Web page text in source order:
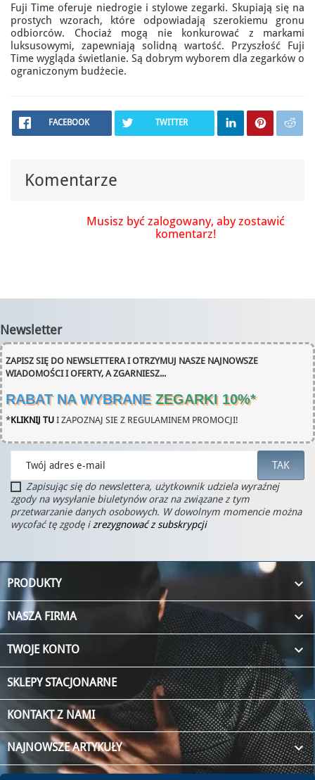
Fuji Time oferuje niedrogie i stylowe zegarki. Skupiają się na
prostych wzorach, które odpowiadają szerokiemu gronu
odbiorców. Chociaż mogą nie konkurować z markami
luksusowymi, zapewniają solidną wartość. Przyszłość Fuji
Time wygląda świetlanie. Są dobrym wyborem dla zegarków o
ograniczonym budżecie.
FACEBOOK TWITTER
Komentarze
Musisz być zalogowany, aby zostawić
komentarz!
Newsletter
ZAPISZ SIĘ DO NEWSLETTERA I OTRZYMUJ NASZE NAJNOWSZE
WIADOMOŚCI I OFERTY, A ZGARNIESZ...
RABAT NA WYBRANE ZEGARKI 10%*
*KLIKNIJ TU I ZAPOZNAJ SIE Z REGULAMINEM PROMOCJI!
Zapisując się do newslettera, użytkownik udziela wyraźnej
zgody na wysyłanie biuletynów oraz na związane z tym
przetwarzanie danych osobowych. W dowolnym momencie można
wycofać tę zgodę i zrezygnować z subskrypcji
PRODUKTY 
NASZA FIRMA 
TWOJE KONTO 
SKLEPY STACJONARNE
KONTAKT Z NAMI
NAJNOWSZE ARTYKUŁY keyboard_arrow_down